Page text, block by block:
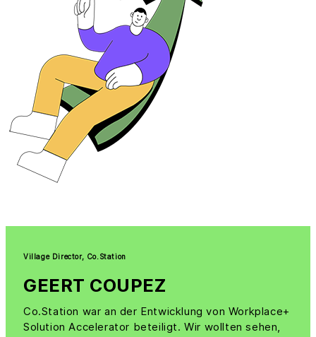
Village Director, Co.Station
GEERT COUPEZ
Co.Station war an der Entwicklung von Workplace+
Solution Accelerator beteiligt. Wir wollten sehen,